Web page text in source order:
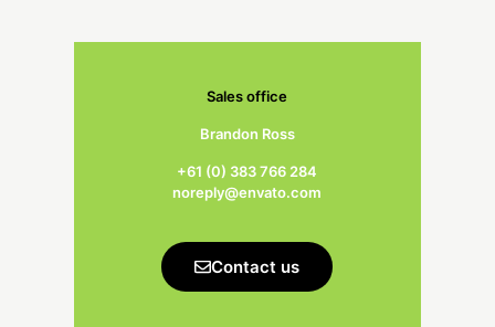
Sales office
Brandon Ross
+61 (0) 383 766 284
noreply@envato.com
Contact us